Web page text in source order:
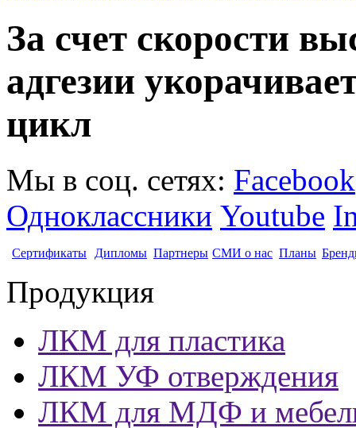
За счет скорости
адгезии
цикл
Мы в соц. сетях: Facebook
Одноклассники Youtube
Сертификаты Дипломы Партнеры СМИ о нас Планы
Продукция
ЛКМ для пластика
ЛКМ УФ отверждения
ЛКМ для МДФ и